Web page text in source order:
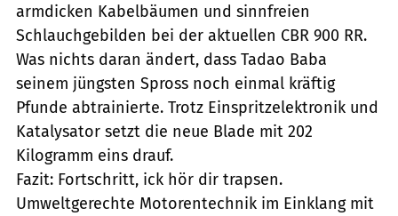
armdicken Kabelbäumen und sinnfreien
Schlauchgebilden bei der aktuellen CBR 900 RR.
Was nichts daran ändert, dass Tadao Baba
seinem jüngsten Spross noch einmal kräftig
Pfunde abtrainierte. Trotz Einspritzelektronik und
Katalysator setzt die neue Blade mit 202
Kilogramm eins drauf.
Fazit: Fortschritt, ick hör dir trapsen.
Umweltgerechte Motorentechnik im Einklang mit